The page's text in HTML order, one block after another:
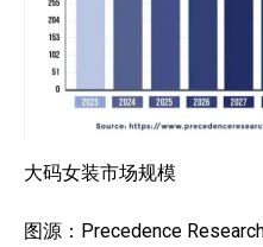
大码女装市场规模
图源：Precedence